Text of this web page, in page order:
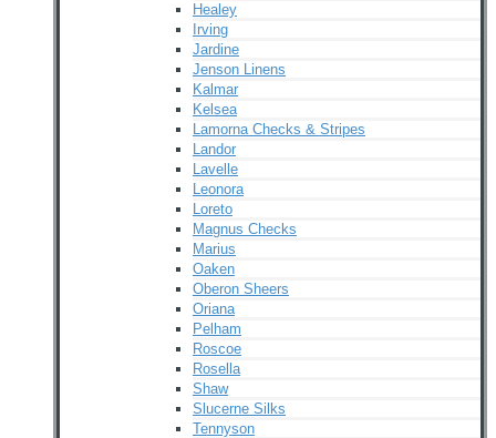
Healey
Irving
Jardine
Jenson Linens
Kalmar
Kelsea
Lamorna Checks & Stripes
Landor
Lavelle
Leonora
Loreto
Magnus Checks
Marius
Oaken
Oberon Sheers
Oriana
Pelham
Roscoe
Rosella
Shaw
Slucerne Silks
Tennyson